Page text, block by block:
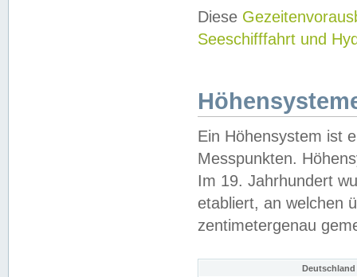
Diese
Seeschifffahrt und
Ein Höhensystem ist
Messpunkten.
Im 19. Jahrhundert
etabliert, an welchen
zentimetergenau